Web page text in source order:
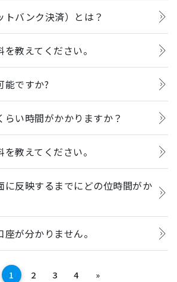
トバンク決済）とは？
教えてください。
能ですか?
らい時間がかかりますか？
教えてください。
に反映するまでにどの位時間がか
が分かりません。
1 2 3 4 »次へ